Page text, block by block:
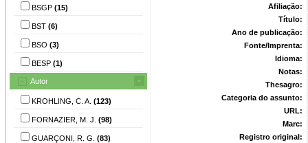
BSGP (15)
BST (6)
BSO (3)
BESP (1)
Autor
KROHLING, C. A. (123)
FORNAZIER, M. J. (98)
GUARÇONI, R. G. (83)
Afiliação:
Título:
Ano de publicação:
Fonte/Imprenta:
Idioma:
Notas:
Thesagro:
Categoria do assunto:
URL:
Marc:
Registro original: